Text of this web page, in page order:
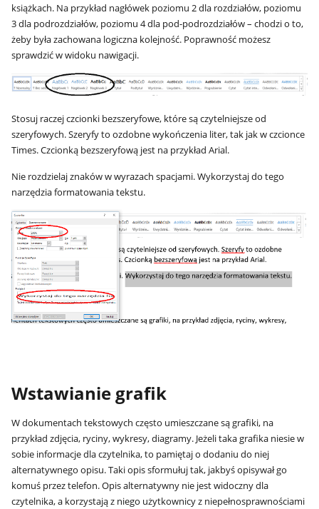
książkach. Na przykład nagłówek poziomu 2 dla rozdziałów, poziomu
3 dla podrozdziałów, poziomu 4 dla pod-podrozdziałów – chodzi o to,
żeby była zachowana logiczna kolejność. Poprawność możesz
sprawdzić w widoku nawigacji.
Stosuj raczej czcionki bezszeryfowe, które są czytelniejsze od
szeryfowych. Szeryfy to ozdobne wykończenia liter, tak jak w czcionce
Times. Czcionką bezszeryfową jest na przykład Arial.
Nie rozdzielaj znaków w wyrazach spacjami. Wykorzystaj do tego
narzędzia formatowania tekstu.
Wstawianie grafik
W dokumentach tekstowych często umieszczane są grafiki, na
przykład zdjęcia, ryciny, wykresy, diagramy. Jeżeli taka grafika niesie w
sobie informacje dla czytelnika, to pamiętaj o dodaniu do niej
alternatywnego opisu. Taki opis sformułuj tak, jakbyś opisywał go
komuś przez telefon. Opis alternatywny nie jest widoczny dla
czytelnika, a korzystają z niego użytkownicy z niepełnosprawnościami